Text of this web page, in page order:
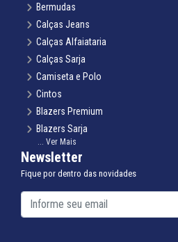
Bermudas
Calças Jeans
Calças Alfaiataria
Calças Sarja
Camiseta e Polo
Cintos
Blazers Premium
Blazers Sarja
Gravatas Tradicional e Slim
Infantil Terno Infantil
Infantil Blazer Infantil
Infantil Camisa Infantil
Infantil Calça Infantil
... Ver Mais
Newsletter
Fique por dentro das novidades